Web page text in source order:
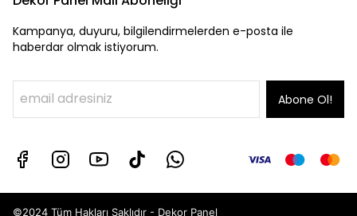
Kampanya, duyuru, bilgilendirmelerden e-posta ile
haberdar olmak istiyorum.
Abone Ol!
©2024 Tüm Hakları Saklıdır - Dekor Panel